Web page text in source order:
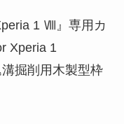
1 Ⅷ』専用カ
Xperia 1
掘削用木製型枠